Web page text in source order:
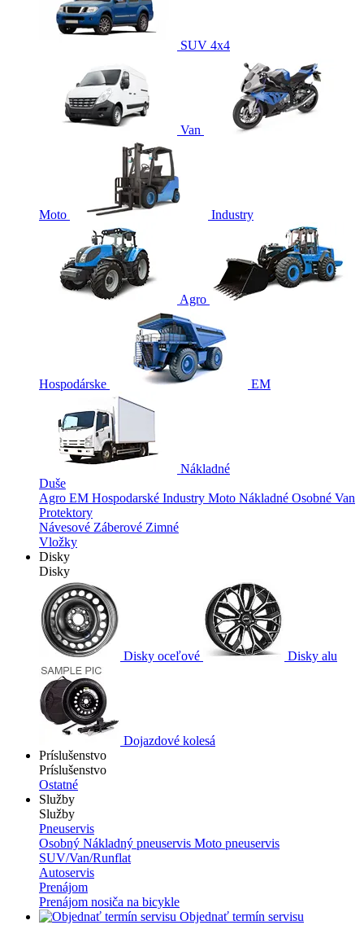
SUV 4x4
Van
Moto Industry
Agro
Hospodárske EM
Nákladné
Duše
Agro EM Hospodarské Industry Moto Nákladné Osobné Van
Protektory
Návesové Záberové Zimné
Vložky
Disky
Disky
Disky oceľové Disky alu
Dojazdové kolesá
Príslušenstvo
Príslušenstvo
Ostatné
Služby
Služby
Pneuservis
Osobný Nákladný pneuservis Moto pneuservis
SUV/Van/Runflat
Autoservis
Prenájom
Prenájom nosiča na bicykle
Objednať termín servisu